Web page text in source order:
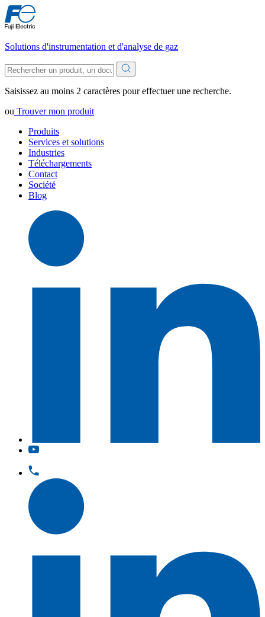
Solutions d'instrumentation et d'analyse de gaz
Saisissez au moins 2 caractères pour effectuer une recherche.
ou Trouver mon produit
Produits
Services et solutions
Industries
Téléchargements
Contact
Société
Blog